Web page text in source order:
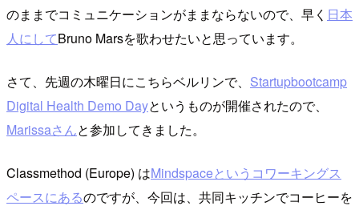
のままでコミュニケーションがままならないので、早く 日本
人にしてBruno Marsを歌わせたいと思っています。
さて、先週の木曜日にこちらベルリンで、 Startupbootcamp
Digital Health Demo Dayというものが開催されたので、
Marissaさんと参加してきました。
Classmethod (Europe) はMindspaceというコワーキングス
ペースにあるのですが、今回は、共同キッチンでコーヒーを